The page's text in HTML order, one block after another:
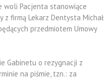
woli Pacjenta stanowiące
firmą Lekarz Dentysta Michał
przedmiotem Umowy
Gabinetu o rezygnacji z
na piśmie, tzn.: za